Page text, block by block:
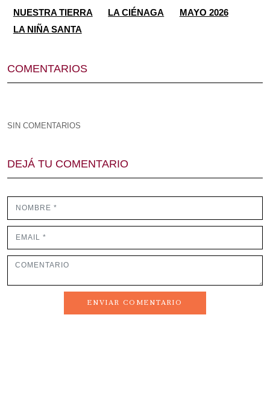
NUESTRA TIERRA
LA CIÉNAGA
MAYO 2026
LA NIÑA SANTA
COMENTARIOS
SIN COMENTARIOS
DEJÁ TU COMENTARIO
ENVIAR COMENTARIO